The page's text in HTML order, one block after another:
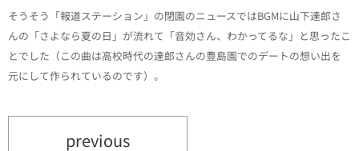
そうそう「報道ステーション」の閉園のニュースではBGMに山下達郎さ
んの「さよなら夏の日」が流れて「音効さん、わかってるな」と思ったこ
とでした（この曲は高校時代の達郎さんの豊島園でのデートの想い出を
元にして作られているのです）。
previous